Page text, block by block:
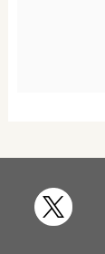
大
奈良わん